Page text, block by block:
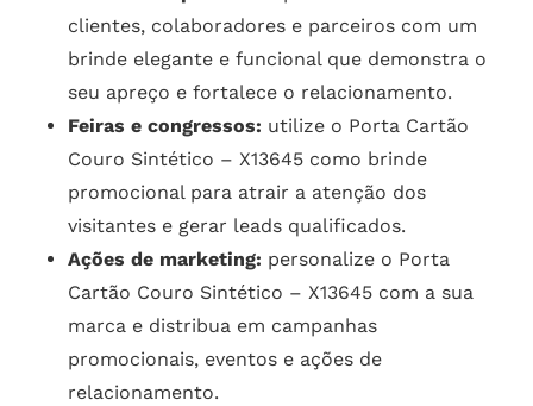
clientes, colaboradores e parceiros com um
brinde elegante e funcional que demonstra o
seu apreço e fortalece o relacionamento.
Feiras e congressos: utilize o Porta Cartão
Couro Sintético – X13645 como brinde
promocional para atrair a atenção dos
visitantes e gerar leads qualificados.
Ações de marketing: personalize o Porta
Cartão Couro Sintético – X13645 com a sua
marca e distribua em campanhas
promocionais, eventos e ações de
relacionamento.